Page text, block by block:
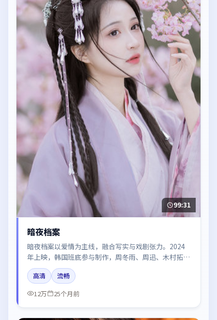
99:31
暗夜档案
暗夜档案以爱情为主线，融合写实与戏剧张力。2024
年上映，韩国班底参与制作，周冬雨、周迅、木村拓
哉、王景春、秦海璐在片中呈现细腻表演，影像风格统
一，配乐与剪辑强化了情绪曲线。
高清
流畅
12万
25个月前